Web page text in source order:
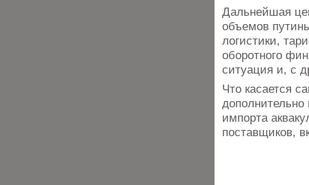
Дальнейшая
объемов
логистики,
оборотного
ситуация и, с
Что касается
импорта
поставщиков,